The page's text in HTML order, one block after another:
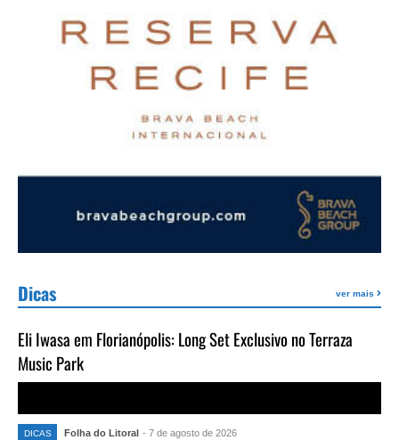
Dicas ver mais
Eli Iwasa em Florianópolis: Long Set Exclusivo no Terraza
Music Park
DICAS Folha do Litoral - 7 de agosto de 2026